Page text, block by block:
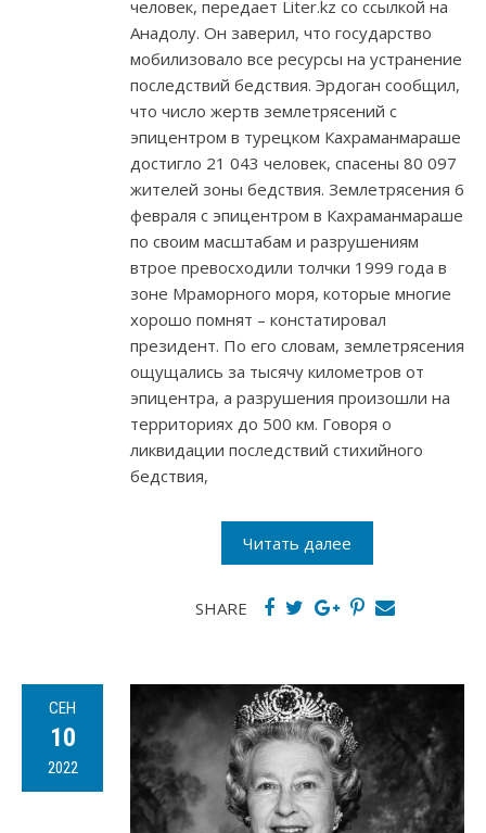
человек, передает Liter.kz со ссылкой на
Анадолу. Он заверил, что государство
мобилизовало все ресурсы на устранение
последствий бедствия. Эрдоган сообщил,
что число жертв землетрясений с
эпицентром в турецком Кахраманмараше
достигло 21 043 человек, спасены 80 097
жителей зоны бедствия. Землетрясения 6
февраля с эпицентром в Кахраманмараше
по своим масштабам и разрушениям
втрое превосходили толчки 1999 года в
зоне Мраморного моря, которые многие
хорошо помнят – констатировал
президент. По его словам, землетрясения
ощущались за тысячу километров от
эпицентра, а разрушения произошли на
территориях до 500 км. Говоря о
ликвидации последствий стихийного
бедствия,
Читать далее
SHARE
СЕН
10
2022